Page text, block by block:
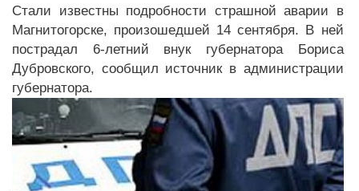
Стали известны подробности страшной аварии в
Магнитогорске, произошедшей 14 сентября. В ней
пострадал 6-летний внук губернатора Бориса
Дубровского, сообщил источник в администрации
губернатора.